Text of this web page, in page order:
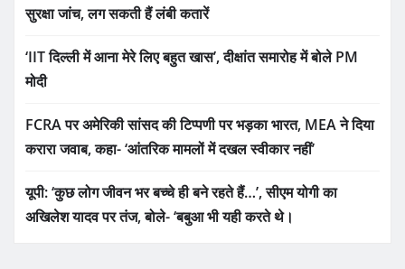
सुरक्षा जांच, लग सकती हैं लंबी कतारें
‘IIT दिल्ली में आना मेरे लिए बहुत खास’, दीक्षांत समारोह में बोले PM
मोदी
FCRA पर अमेरिकी सांसद की टिप्पणी पर भड़का भारत, MEA ने दिया
करारा जवाब, कहा- ‘आंतरिक मामलों में दखल स्वीकार नहीं’
यूपी: ‘कुछ लोग जीवन भर बच्चे ही बने रहते हैं…’, सीएम योगी का
अखिलेश यादव पर तंज, बोले- ‘बबुआ भी यही करते थे।